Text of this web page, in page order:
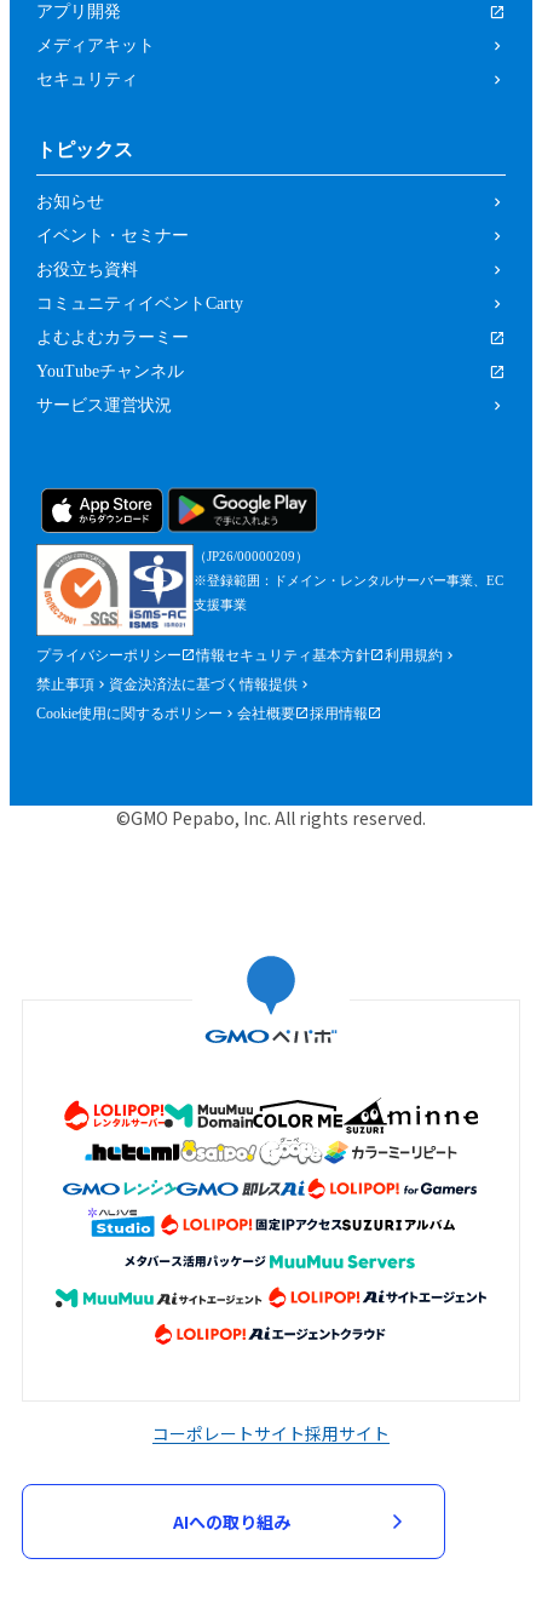
アプリ開発
メディアキット
セキュリティ
トピックス
お知らせ
イベント・セミナー
お役立ち資料
コミュニティイベントCarty
よむよむカラーミー
YouTubeチャンネル
サービス運営状況
（JP26/00000209）
※登録範囲：ドメイン・レンタルサーバー事業、EC
支援事業
プライバシーポリシー 情報セキュリティ基本方針
利用規約
禁止事項
資金決済法に基づく情報提供
Cookie使用に関するポリシー
会社概要 採用情報
©GMO Pepabo, Inc. All rights reserved.
コーポレートサイト採用サイト
AIへの取り組み